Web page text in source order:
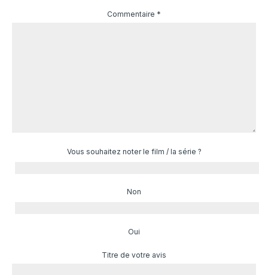
Commentaire *
Vous souhaitez noter le film / la série ?
Non
Oui
Titre de votre avis